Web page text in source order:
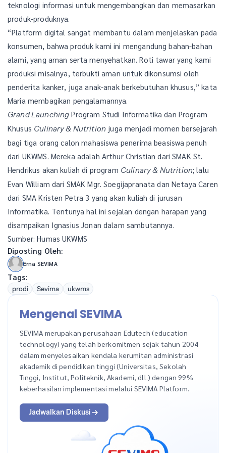
teknologi informasi untuk mengembangkan dan memasarkan
produk-produknya.
“Platform digital sangat membantu dalam menjelaskan pada
konsumen, bahwa produk kami ini mengandung bahan-bahan
alami, yang aman serta menyehatkan. Roti tawar yang kami
produksi misalnya, terbukti aman untuk dikonsumsi oleh
penderita kanker, juga anak-anak berkebutuhan khusus,” kata
Maria membagikan pengalamannya.
Grand Launching Program Studi Informatika dan Program
Khusus Culinary & Nutrition juga menjadi momen bersejarah
bagi tiga orang calon mahasiswa penerima beasiswa penuh
dari UKWMS. Mereka adalah Arthur Christian dari SMAK St.
Hendrikus akan kuliah di program Culinary & Nutrition; lalu
Evan William dari SMAK Mgr. Soegijapranata dan Netaya Caren
dari SMA Kristen Petra 3 yang akan kuliah di jurusan
Informatika. Tentunya hal ini sejalan dengan harapan yang
disampaikan Ignasius Jonan dalam sambutannya.
Sumber: Humas UKWMS
Diposting Oleh:
Erna SEVIMA
Tags:
prodi Sevima ukwms
Mengenal SEVIMA
SEVIMA merupakan perusahaan Edutech (education
technology) yang telah berkomitmen sejak tahun 2004
dalam menyelesaikan kendala kerumitan administrasi
akademik di pendidikan tinggi (Universitas, Sekolah
Tinggi, Institut, Politeknik, Akademi, dll.) dengan 99%
keberhasilan implementasi melalui SEVIMA Platform.
Jadwalkan Diskusi